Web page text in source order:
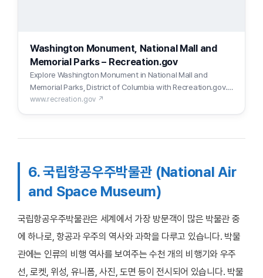
Washington Monument, National Mall and
Memorial Parks – Recreation.gov
Explore Washington Monument in National Mall and
Memorial Parks, District of Columbia with Recreation.gov.
Walk Up Tickets (Same Day Only) The Washington
www.recreation.gov ↗
6. 국립항공우주박물관 (National Air
and Space Museum)
국립항공우주박물관은 세계에서 가장 방문객이 많은 박물관 중
에 하나로, 항공과 우주의 역사와 과학을 다루고 있습니다. 박물
관에는 인류의 비행 역사를 보여주는 수천 개의 비행기와 우주
선, 로켓, 위성, 유니폼, 사진, 도면 등이 전시되어 있습니다. 박물